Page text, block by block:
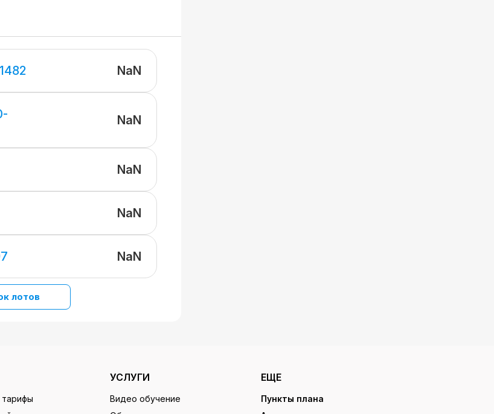
NaN
NaN
NaN
NaN
NaN
лотов
тарифы
УСЛУГИ
Видео обучение
ЕЩЕ
Пункты плана